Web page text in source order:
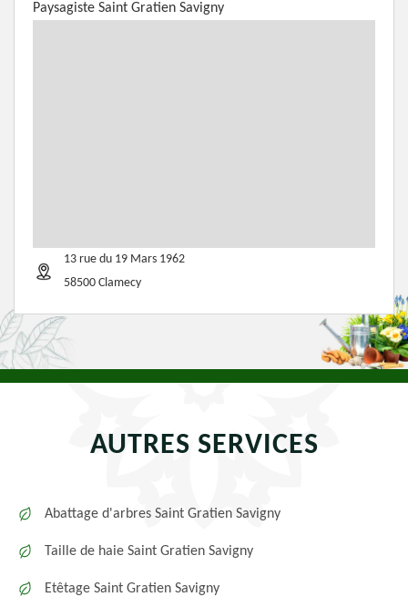
Paysagiste Saint Gratien Savigny
13 rue du 19 Mars 1962
58500 Clamecy
AUTRES SERVICES
Abattage d'arbres Saint Gratien Savigny
Taille de haie Saint Gratien Savigny
Etêtage Saint Gratien Savigny